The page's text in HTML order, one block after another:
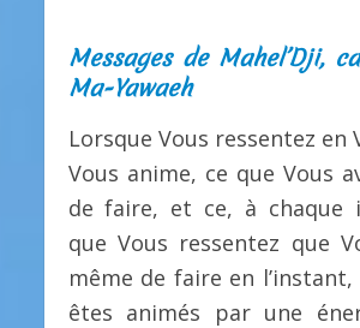
Messages de Mahel’Dji,
Ma-Yawaeh
Lorsque Vous ressentez en
Vous anime, ce que Vous
de faire, et ce, à chaque
que Vous ressentez que
même de faire en l’instant,
êtes animés par une